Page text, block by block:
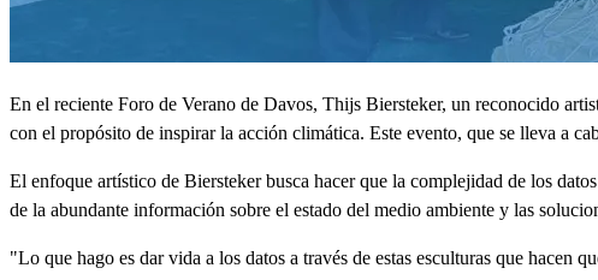
En el reciente Foro de Verano de Davos, Thijs Biersteker, un reconocido
con el propósito de inspirar la acción climática. Este evento, que se lleva a
El enfoque artístico de Biersteker busca hacer que la complejidad de los
de la abundante información sobre el estado del medio ambiente y las
"Lo que hago es dar vida a los datos a través de estas esculturas que hacen